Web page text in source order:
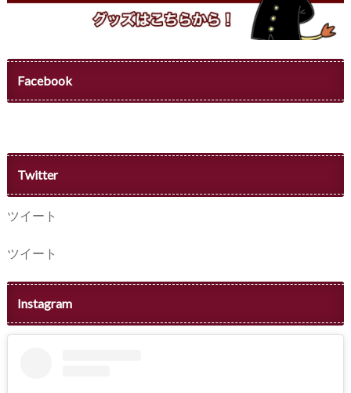
Facebook
Twitter
ツイート
ツイート
Instagram